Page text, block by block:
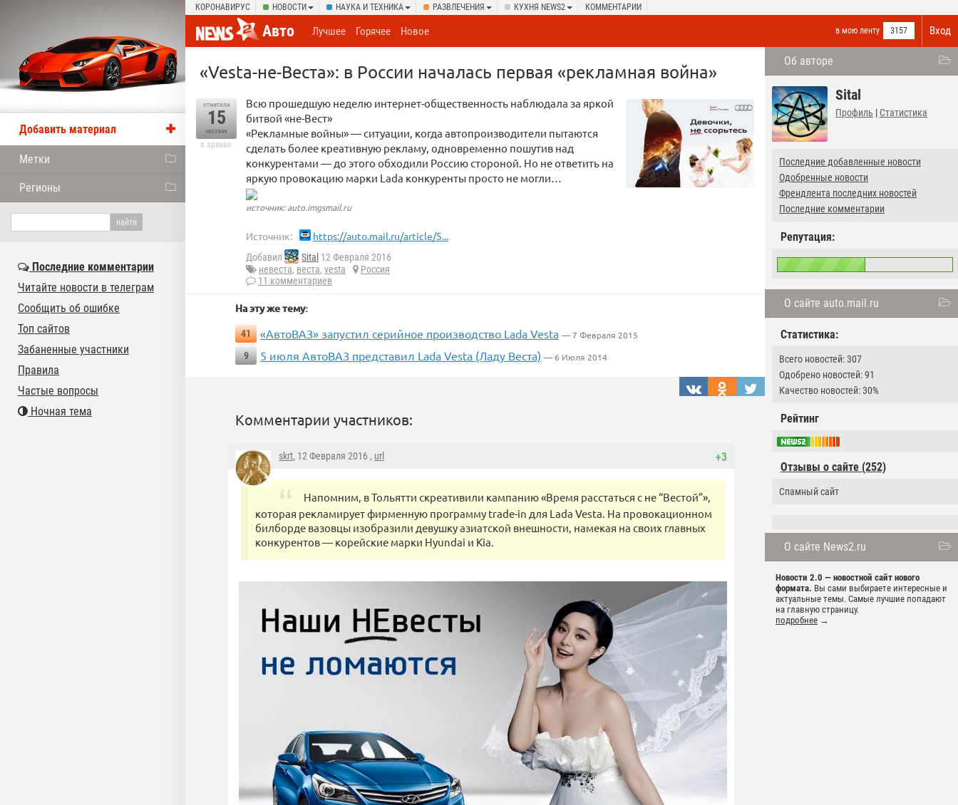
КОРОНАВИРУС НОВОСТИ НАУКА И ТЕХНИКА РАЗВЛЕЧЕНИЯ КУХНЯ NEWS2 КОММЕНТАРИИ
Вход
Авто в мою ленту 3157
Лучшее Горячее Новое
Об авторе
Sital
Профиль | Статистика
Последние добавленные новости
Одобренные новости
Френдлента последних новостей
Последние комментарии
Репутация:
О сайте auto.mail.ru
Статистика:
Всего новостей: 307
Одобрено новостей: 91
Качество новостей: 30%
Рейтинг
Отзывы о сайте (252)
Спамный сайт
О сайте News2.ru
Новости 2.0 — новостной сайт нового
формата. Вы сами выбираете интересные и
актуальные темы. Самые лучшие попадают
на главную страницу.
подробнее →
«Vesta-не-Веста»: в России началась первая «рекламная война»
отметили
15
человек
в архиве
Всю прошедшую неделю интернет-общественность наблюдала за яркой
битвой «не-Вест»
«Рекламные войны» — ситуации, когда автопроизводители пытаются
сделать более креативную рекламу, одновременно пошутив над
конкурентами — до этого обходили Россию стороной. Но не ответить на
яркую провокацию марки Lada конкуренты просто не могли…
источник: auto.imgsmail.ru
Источник: https://auto.mail.ru/article/5...
Добавил Sital 12 Февраля 2016
невеста, веста, vesta
Россия
11 комментариев
На эту же тему:
41 «АвтоВАЗ» запустил серийное производство Lada Vesta — 7 Февраля 2015
9
5 июля АвтоВАЗ представил Lada Vesta (Ладу Веста) — 6 Июля 2014
Комментарии участников:
+3
skrt, 12 Февраля 2016 , url
Напомним, в Тольятти скреативили кампанию «Время расстаться с не “Вестой”»,
которая рекламирует фирменную программу trade-in для Lada Vesta. На провокационном
билборде вазовцы изобразили девушку азиатской внешности, намекая на своих главных
конкурентов — корейские марки Hyundai и Kia.
Добавить материал
Метки
Регионы
Последние комментарии
Читайте новости в телеграм
Сообщить об ошибке
Топ сайтов
Забаненные участники
Правила
Частые вопросы
Ночная тема